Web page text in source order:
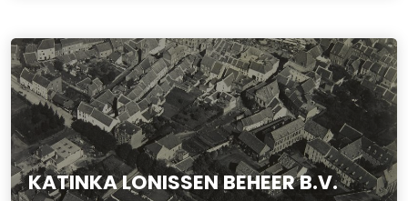
KATINKA LONISSEN BEHEER B.V.